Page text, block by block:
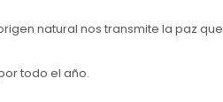
natural nos transmite la paz que
todo el año.